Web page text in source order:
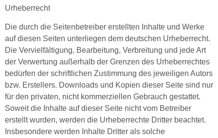
Urheberrecht
Die durch die Seitenbetreiber erstellten Inhalte und Werke
auf diesen Seiten unterliegen dem deutschen Urheberrecht.
Die Vervielfältigung, Bearbeitung, Verbreitung und jede Art
der Verwertung außerhalb der Grenzen des Urheberrechtes
bedürfen der schriftlichen Zustimmung des jeweiligen Autors
bzw. Erstellers. Downloads und Kopien dieser Seite sind nur
für den privaten, nicht kommerziellen Gebrauch gestattet.
Soweit die Inhalte auf dieser Seite nicht vom Betreiber
erstellt wurden, werden die Urheberrechte Dritter beachtet.
Insbesondere werden Inhalte Dritter als solche